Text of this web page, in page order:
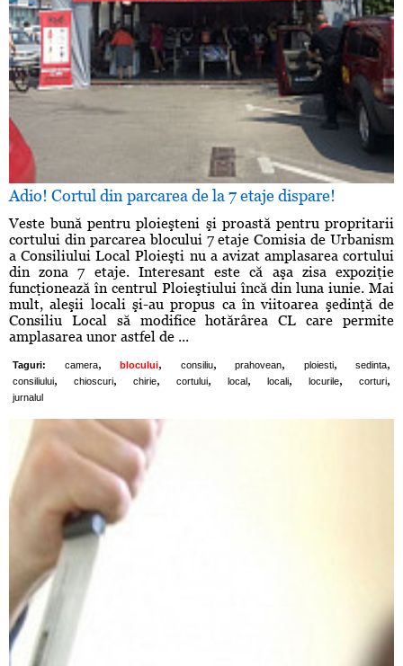
Adio! Cortul din parcarea de la 7 etaje dispare!
Veste bună pentru ploieşteni şi proastă pentru propritarii
cortului din parcarea blocului 7 etaje Comisia de Urbanism
a Consiliului Local Ploieşti nu a avizat amplasarea cortului
din zona 7 etaje. Interesant este că aşa zisa expoziţie
funcţionează în centrul Ploieştiului încă din luna iunie. Mai
mult, aleşii locali şi-au propus ca în viitoarea şedinţă de
Consiliu Local să modifice hotărârea CL care permite
amplasarea unor astfel de ...
Taguri: camera, blocului, consiliu, prahovean, ploiesti, sedinta,
consiliului, chioscuri, chirie, cortului, local , locali, locurile, corturi,
jurnalul